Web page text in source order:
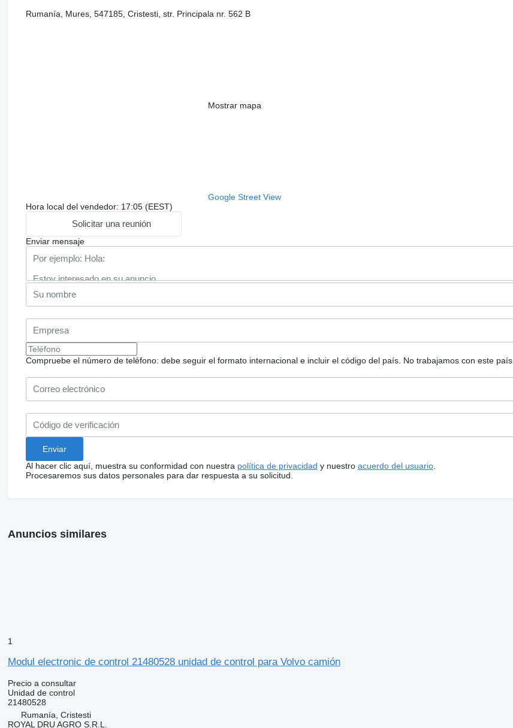
Rumanía, Mures, 547185, Cristesti, str. Principala nr. 562 B
Mostrar mapa
Google Street View
Hora local del vendedor: 17:05 (EEST)
Solicitar una reunión
Enviar mensaje
Compruebe el número de teléfono: debe seguir el formato internacional e incluir el código del país. No trabajamos con este país
Al hacer clic aquí, muestra su conformidad con nuestra política de privacidad y nuestro acuerdo del usuario.
Procesaremos sus datos personales para dar respuesta a su solicitud.
Anuncios similares
1
Modul electronic de control 21480528 unidad de control para Volvo camión
Precio a consultar
Unidad de control
21480528
Rumanía, Cristesti
ROYAL DRU AGRO S.R.L.